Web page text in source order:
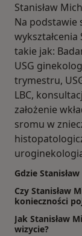
Stanisław
Na podstawie
wykształcenia
takie jak:
USG
trymestru,
LBC,
założenie
sromu w
Gdzie
Czy Stanisław
konieczności
Jak Stanisław
wizycie?